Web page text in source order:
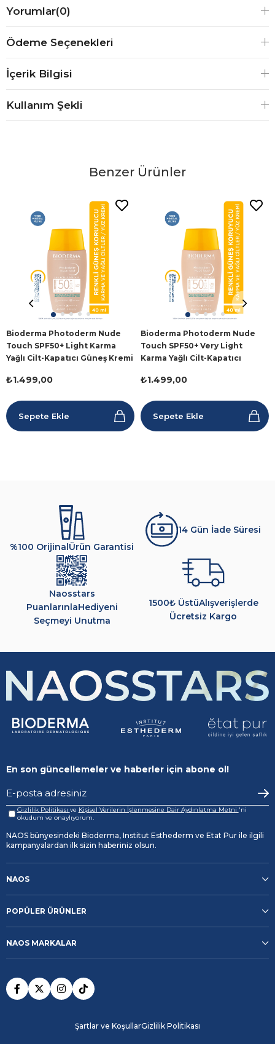
Yorumlar(0)
Ödeme Seçenekleri
İçerik Bilgisi
Kullanım Şekli
Benzer Ürünler
Bioderma Photoderm Nude
Touch SPF50+ Light Karma
Yağlı Cilt-Kapatıcı Güneş Kremi
₺1.499,00
Sepete Ekle
Bioderma Photoderm Nude
Touch SPF50+ Very Light
Karma Yağlı Cilt-Kapatıcı
₺1.499,00
Sepete Ekle
%100 OrijinalÜrün Garantisi
14 Gün İade Süresi
Naosstars
PuanlarınlaHediyeni
Seçmeyi Unutma
1500₺ ÜstüAlışverişlerde
Ücretsiz Kargo
En son güncellemeler ve haberler için abone ol!
Gizlilik Politikası ve Kişisel Verilerin İşlenmesine Dair Aydınlatma Metni 'ni
okudum ve onaylıyorum.
NAOS bünyesindeki Bioderma, Institut Esthederm ve Etat Pur ile ilgili
kampanyalardan ilk sizin haberiniz olsun.
NAOS
POPÜLER ÜRÜNLER
NAOS MARKALAR
Şartlar ve KoşullarGizlilik Politikası